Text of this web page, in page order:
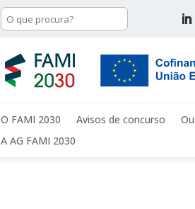
O FAMI 2030 Avisos de concurso
A AG FAMI 2030